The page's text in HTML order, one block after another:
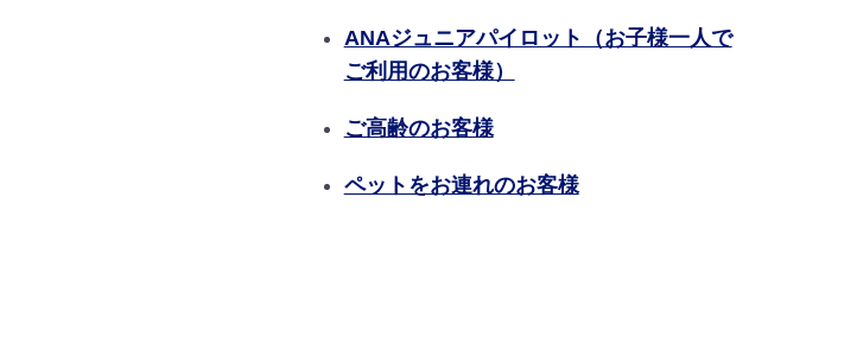
ANAジュニアパイロット（お子様一人で
ご利用のお客様）
ご高齢のお客様
ペットをお連れのお客様